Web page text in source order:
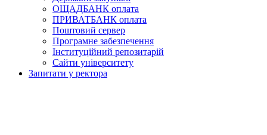
ОЩАДБАНК оплата
ПРИВАТБАНК оплата
Поштовий сервер
Програмне забезпечення
Інституційний репозитарій
Сайти університету
Запитати у ректора